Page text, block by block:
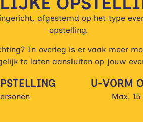
afgestemd op het type
opstelling.
In overleg is er vaak meer
te laten aansluiten op jouw
U-VORM
Max.